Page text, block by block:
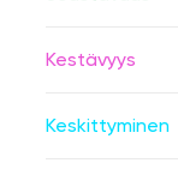
Kestävyys
Keskittyminen